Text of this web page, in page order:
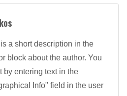
a short description in the
block about the author. You
by entering text in the
Info" field in the user